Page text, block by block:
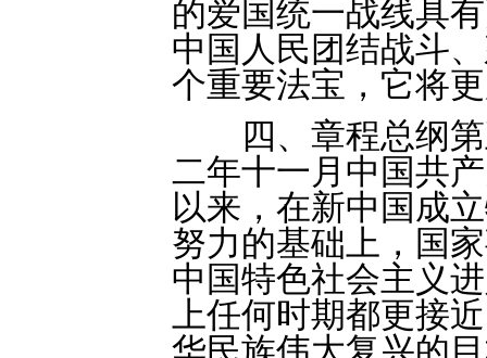
的爱国统一战线具
中国人民团结战斗
个重要法宝，它将
四、章程总纲第
二年十一月中国共
以来，在新中国成
努力的基础上，国
中国特色社会主义
上任何时期都更接